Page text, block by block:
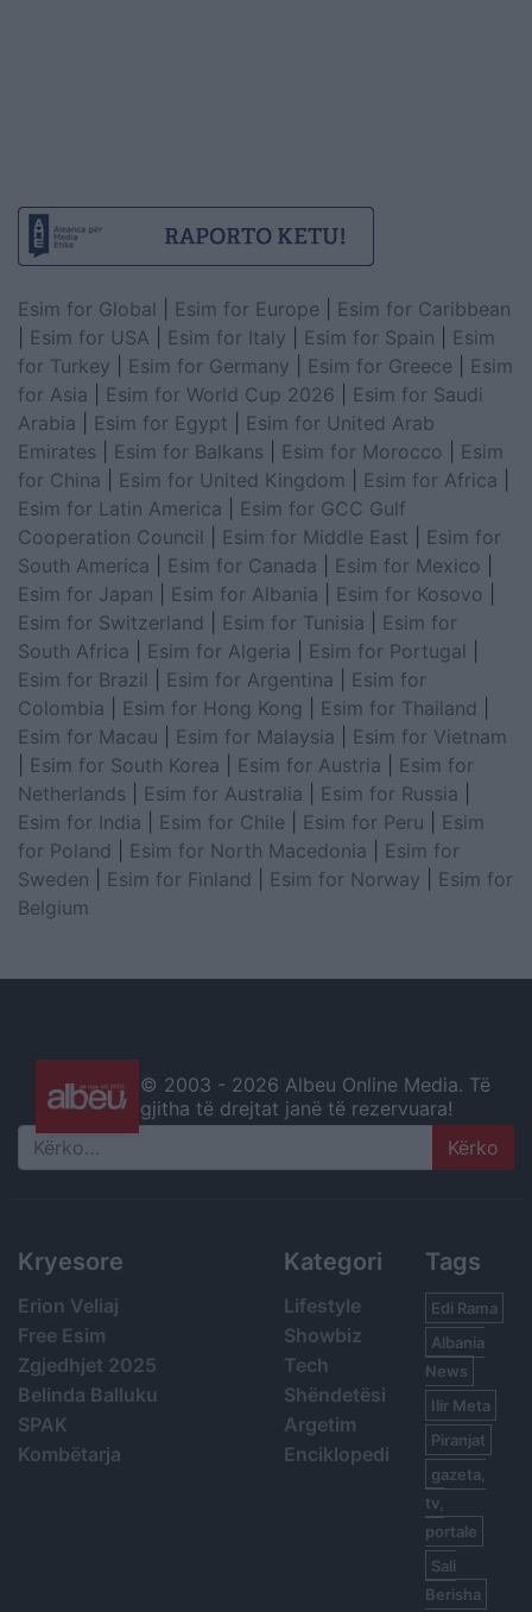
Esim for Global Esim for Europe
Esim for Caribbean
Esim for USA Esim for Italy Esim for Spain
Esim
for Turkey
Esim for Germany Esim for Greece
Esim
for Asia
Esim for World Cup 2026
Esim for Saudi
Arabia
Esim for Egypt
Esim for United Arab
Emirates
Esim for Balkans Esim for Morocco
Esim
for China
Esim for United Kingdom Esim for Africa
Esim for Latin America
Esim for GCC Gulf
Cooperation Council
Esim for Middle East
Esim for
South America
Esim for Canada Esim for Mexico
Esim for Japan
Esim for Albania Esim for Kosovo
Esim for Switzerland
Esim for Tunisia
Esim for
South Africa
Esim for Algeria Esim for Portugal
Esim for Brazil
Esim for Argentina
Esim for
Colombia
Esim for Hong Kong Esim for Thailand
Esim for Macau
Esim for Malaysia
Esim for Vietnam
Esim for South Korea Esim for Austria
Esim for
Netherlands
Esim for Australia Esim for Russia
Esim for India
Esim for Chile Esim for Peru
Esim
for Poland
Esim for North Macedonia
Esim for
Sweden
Esim for Finland Esim for Norway
Esim for
Belgium
© 2003 - 2026 Albeu Online Media. Të
gjitha të drejtat janë të rezervuara!
Search
Kryesore
Erion Veliaj
Free Esim
Zgjedhjet 2025
Belinda Balluku
SPAK
Kombëtarja
Kategori
Lifestyle
Showbiz
Tech
Shëndetësi
Argetim
Enciklopedi
Tags
Edi Rama
Albania
News
Ilir Meta
Piranjat
gazeta,
tv,
portale
Sali
Berisha